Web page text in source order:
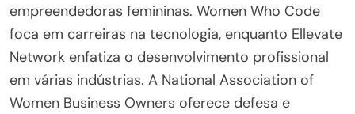
empreendedoras femininas. Women Who Code
foca em carreiras na tecnologia, enquanto Ellevate
Network enfatiza o desenvolvimento profissional
em várias indústrias. A National Association of
Women Business Owners oferece defesa e